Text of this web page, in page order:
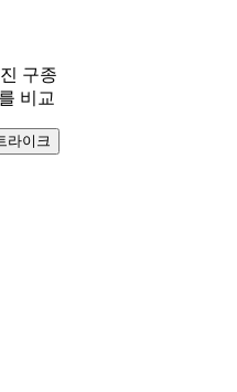
구종
비교
라이크